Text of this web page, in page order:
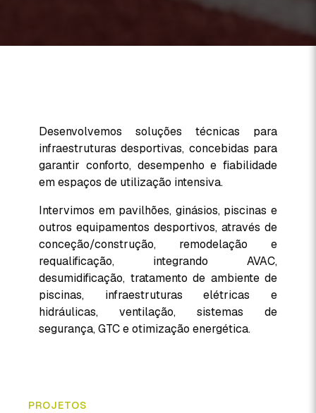
Desenvolvemos soluções técnicas para
infraestruturas desportivas, concebidas para
garantir conforto, desempenho e fiabilidade
em espaços de utilização intensiva.
Intervimos em pavilhões, ginásios, piscinas e
outros equipamentos desportivos, através de
conceção/construção, remodelação e
requalificação, integrando AVAC,
desumidificação, tratamento de ambiente de
piscinas, infraestruturas elétricas e
hidráulicas, ventilação, sistemas de
segurança, GTC e otimização energética.
PROJETOS